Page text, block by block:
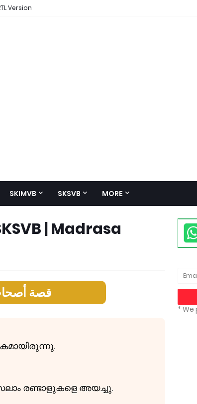
Version
SKIMVB SKSVB MORE
| Madrasa
قصة
രണ്ടാളുകളെ അയച്ചു.
*